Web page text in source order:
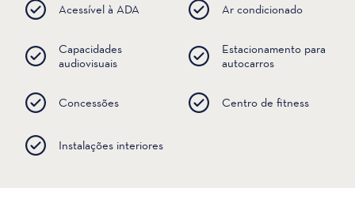
Acessível à ADA Ar condicionado
Capacidades
audiovisuais
Estacionamento para
autocarros
Concessões Centro de fitness
Instalações interiores